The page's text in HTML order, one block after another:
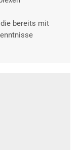
bereits mit